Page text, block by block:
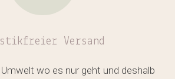
Versand
wo es nur geht und deshalb